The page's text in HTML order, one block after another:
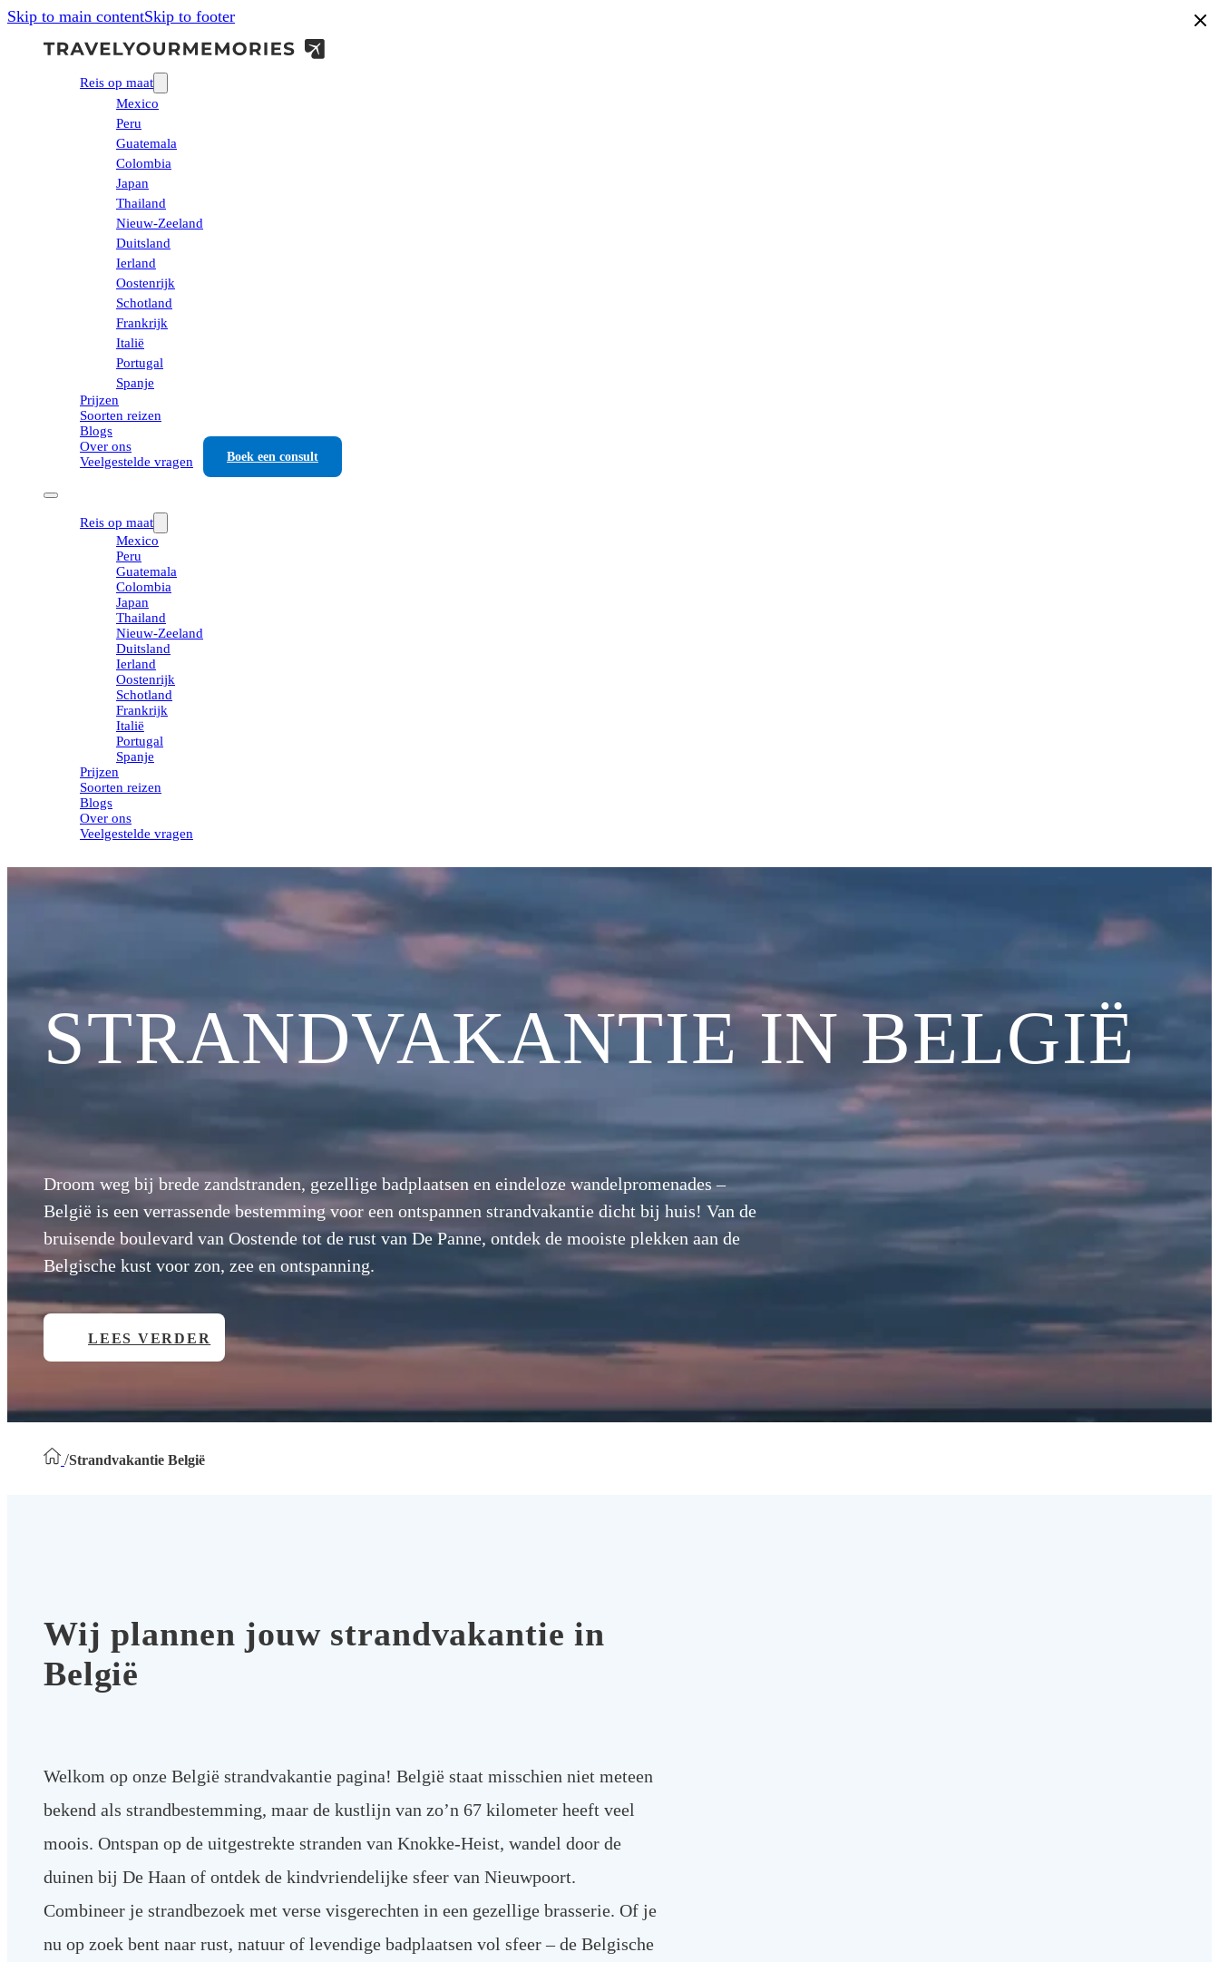
Skip to main contentSkip to footer
Reis op maat
Mexico
Peru
Guatemala
Colombia
Japan
Thailand
Nieuw-Zeeland
Duitsland
Ierland
Oostenrijk
Schotland
Frankrijk
Italië
Portugal
Spanje
Prijzen
Soorten reizen
Blogs
Over ons
Veelgestelde vragen
Reis op maat
Mexico
Peru
Guatemala
Colombia
Japan
Thailand
Nieuw-Zeeland
Duitsland
Ierland
Oostenrijk
Schotland
Frankrijk
Italië
Portugal
Spanje
Prijzen
Soorten reizen
Blogs
Over ons
Veelgestelde vragen
Boek een consult
STRANDVAKANTIE IN BELGIË
Droom weg bij brede zandstranden, gezellige badplaatsen en eindeloze wandelpromenades –
België is een verrassende bestemming voor een ontspannen strandvakantie dicht bij huis! Van de
bruisende boulevard van Oostende tot de rust van De Panne, ontdek de mooiste plekken aan de
Belgische kust voor zon, zee en ontspanning.
LEES VERDER
/Strandvakantie België
Wij plannen jouw strandvakantie in
België
Welkom op onze België strandvakantie pagina! België staat misschien niet meteen
bekend als strandbestemming, maar de kustlijn van zo’n 67 kilometer heeft veel
moois. Ontspan op de uitgestrekte stranden van Knokke-Heist, wandel door de
duinen bij De Haan of ontdek de kindvriendelijke sfeer van Nieuwpoort.
Combineer je strandbezoek met verse visgerechten in een gezellige brasserie. Of je
nu op zoek bent naar rust, natuur of levendige badplaatsen vol sfeer – de Belgische